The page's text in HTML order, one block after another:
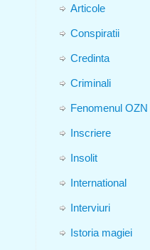
Articole
Conspiratii
Credinta
Criminali
Fenomenul OZN
Inscriere
Insolit
International
Interviuri
Istoria magiei